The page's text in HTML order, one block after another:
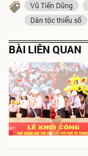
Vũ Tiến Dũng
Dân tộc thiểu số
BÀI LIÊN QUAN